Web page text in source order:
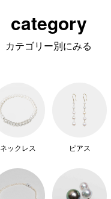
category
カテゴリー別にみる
ネックレス ピアス